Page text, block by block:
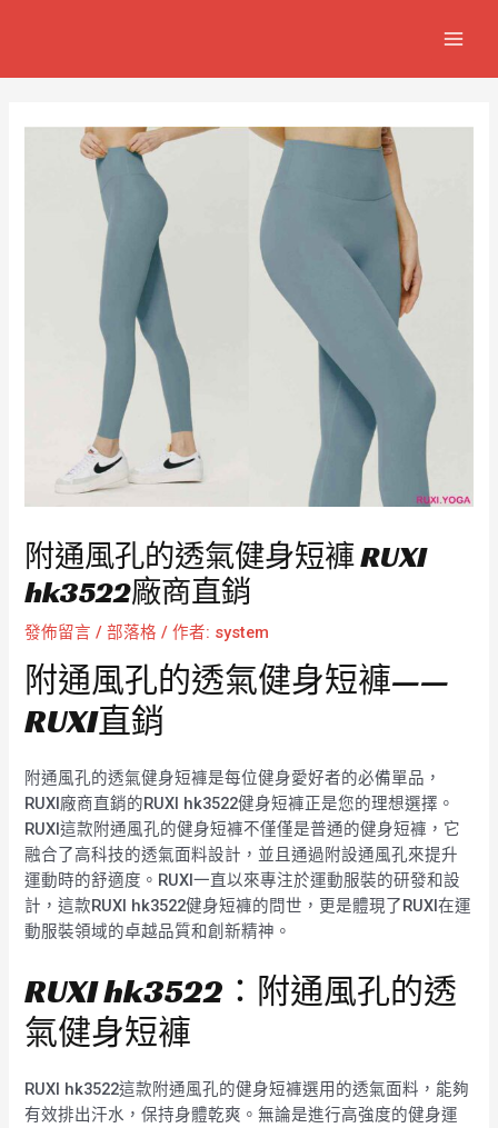
附通風孔的透氣健身短褲 RUXI
hk3522廠商直銷
發佈留言 /部落格 / 作者: system
附通風孔的透氣健身短褲——
RUXI直銷
附通風孔的透氣健身短褲是每位健身愛好者的必備單品，
RUXI廠商直銷的RUXI hk3522健身短褲正是您的理想選擇。
RUXI這款附通風孔的健身短褲不僅僅是普通的健身短褲，它
融合了高科技的透氣面料設計，並且通過附設通風孔來提升
運動時的舒適度。RUXI一直以來專注於運動服裝的研發和設
計，這款RUXI hk3522健身短褲的問世，更是體現了RUXI在運
動服裝領域的卓越品質和創新精神。
RUXI hk3522：附通風孔的透
氣健身短褲
RUXI hk3522這款附通風孔的健身短褲選用的透氣面料，能夠
有效排出汗水，保持身體乾爽。無論是進行高強度的健身運